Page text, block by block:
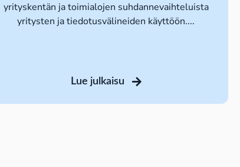
yrityskentän ja toimialojen suhdannevaihteluista
yritysten ja tiedotusvälineiden käyttöön....
Lue julkaisu